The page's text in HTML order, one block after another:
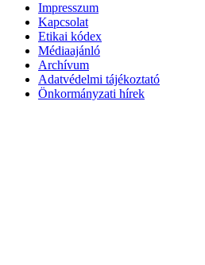
Impresszum
Kapcsolat
Etikai kódex
Médiaajánló
Archívum
Adatvédelmi tájékoztató
Önkormányzati hírek